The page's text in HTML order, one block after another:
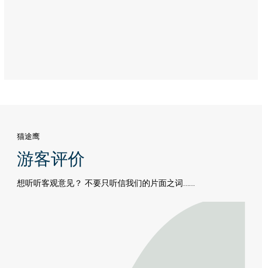
猫途鹰
游客评价
想听听客观意见？ 不要只听信我们的片面之词……